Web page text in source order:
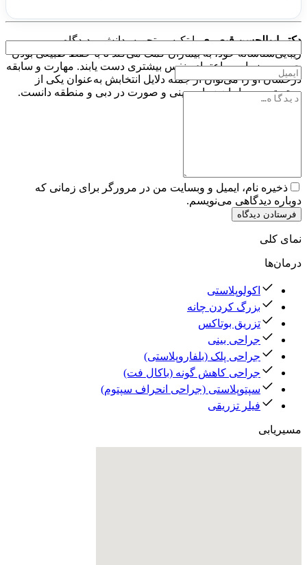
دکتر ابوالحسن قیصریبا تکیه بر تجربه، دانش و دیدگاه
زیبایی‌شناسانه خود، به بیماران کمک می‌کند تا با حفظ طبیعی بودن
چهره، به زیبایی و اعتمادبه‌نفس بیشتری دست یابند. مهارت و سابقه
درخشان او را می‌توان از جمله دلایل انتخابش به‌عنوان یکی از
معتبرترین جراحان زیبایی بینی و صورت در دبی و منطقه دانست.
ذخیره نام، ایمیل و وبسایت من در مرورگر برای زمانی که
دوباره دیدگاهی می‌نویسم.
فرستادن دیدگاه
نمای کلی
درمان‌ها
اکولوپلاستی
بزرگ کردن چانه
تزریق بوتاکس
جراحی بینی
جراحی پلک (بلفاروپلاستی)
جراحی کاهش گونه (باکال فت)
سپتوپلاستی (جراحی انحراف سپتوم)
فیلر تزریقی
مسیریابی